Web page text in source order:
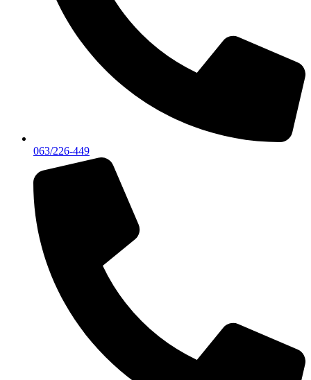
063/226-449